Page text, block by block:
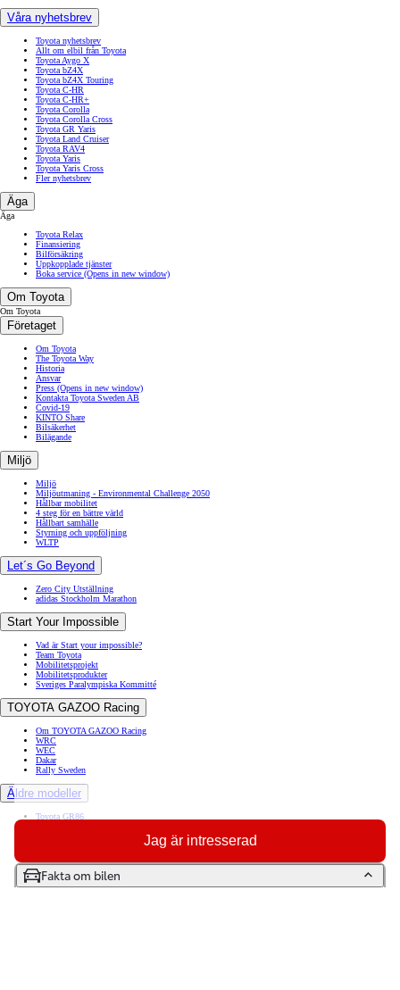
Jag är intresserad
Fakta om bilen
Våra nyhetsbrev
Toyota nyhetsbrev
Allt om elbil från Toyota
Toyota Aygo X
Toyota bZ4X
Toyota bZ4X Touring
Toyota C-HR
Toyota C-HR+
Toyota Corolla
Toyota Corolla Cross
Toyota GR Yaris
Toyota Land Cruiser
Toyota RAV4
Toyota Yaris
Toyota Yaris Cross
Fler nyhetsbrev
Äga
Äga
Toyota Relax
Finansiering
Bilförsäkring
Uppkopplade tjänster
Boka service (Opens in new window)
Om Toyota
Om Toyota
Företaget
Om Toyota
The Toyota Way
Historia
Ansvar
Press (Opens in new window)
Kontakta Toyota Sweden AB
Covid-19
KINTO Share
Bilsäkerhet
Bilägande
Miljö
Miljö
Miljöutmaning - Environmental Challenge 2050
Hållbar mobilitet
4 steg för en bättre värld
Hållbart samhälle
Styrning och uppföljning
WLTP
Let´s Go Beyond
Zero City Utställning
adidas Stockholm Marathon
Start Your Impossible
Vad är Start your impossible?
Team Toyota
Mobilitetsprojekt
Mobilitetsprodukter
Sveriges Paralympiska Kommitté
TOYOTA GAZOO Racing
Om TOYOTA GAZOO Racing
WRC
WEC
Dakar
Rally Sweden
Äldre modeller
Toyota GR86
Toyota Celica
Toyota Verso
Toyota Proace City Verso Electric